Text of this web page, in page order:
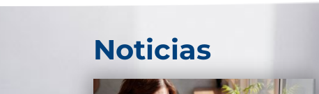
Noticias